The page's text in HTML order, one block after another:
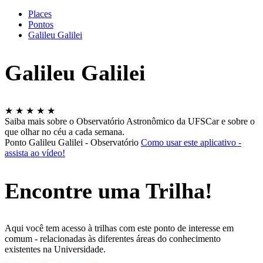
Places
Pontos
Galileu Galilei
Galileu Galilei
★ ★ ★ ★ ★
Saiba mais sobre o Observatório Astronômico da UFSCar e sobre o
que olhar no céu a cada semana.
Ponto Galileu Galilei - Observatório Como usar este aplicativo -
assista ao vídeo!
Encontre uma Trilha!
Aqui você tem acesso à trilhas com este ponto de interesse em
comum - relacionadas às diferentes áreas do conhecimento
existentes na Universidade.